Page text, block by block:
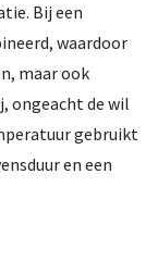
Bij een
waardoor
maar ook
ongeacht de wil
gebruikt
en een